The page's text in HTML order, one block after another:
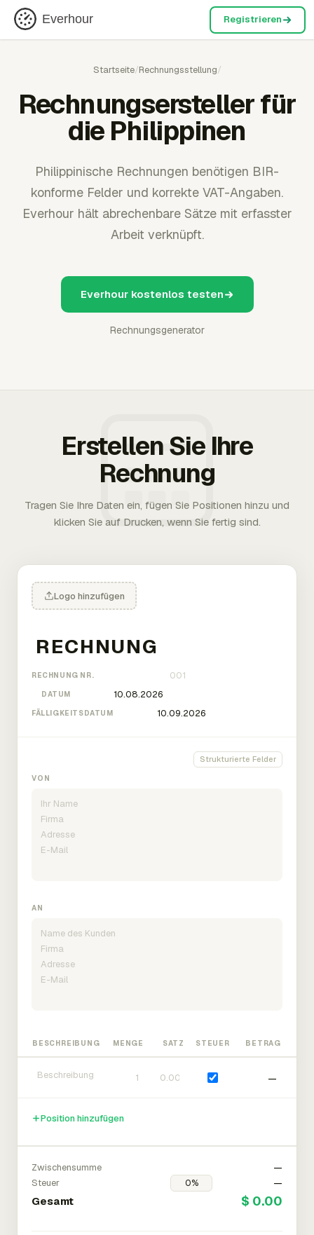
Everhour Registrieren
Startseite/Rechnungsstellung/
Rechnungsersteller für
die Philippinen
Philippinische Rechnungen benötigen BIR-
konforme Felder und korrekte VAT-Angaben.
Everhour hält abrechenbare Sätze mit erfasster
Arbeit verknüpft.
Everhour kostenlos testen
Rechnungsgenerator
Erstellen Sie Ihre
Rechnung
Tragen Sie Ihre Daten ein, fügen Sie Positionen hinzu und
klicken Sie auf Drucken, wenn Sie fertig sind.
Logo hinzufügen
RECHNUNG NR.
DATUM
FÄLLIGKEITSDATUM
Strukturierte Felder
VON
AN
BESCHREIBUNG MENGE SATZ STEUER BETRAG
—
Position hinzufügen
Zwischensumme
—
Steuer
—
Gesamt $ 0.00